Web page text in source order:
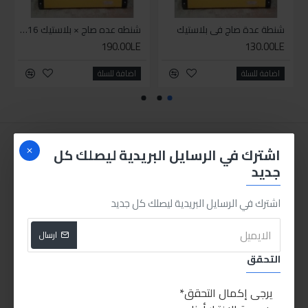
اشترك في الرسايل البريدية ليصلك كل
جديد
اشترك في الرسايل البريدية ليصلك كل جديد
ارسال
التحقق
يرجى إكمال التحقق
شنطة عدة صاج في بلاستيك
130.00LE
اضافة للسلة
شنطه عده صاج × بلاستيك 16بوصة
190.00LE
اضافة للسلة